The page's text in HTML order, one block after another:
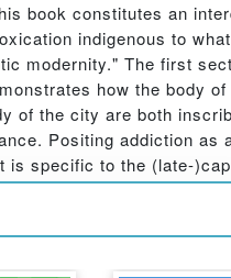
book constitutes an
indigenous to
modernity." The first
how the body
of the city are both
Positing addiction as
is specific to the (late-
section –Dope/Sick–
pathology paradigm
a theoretical
the terms of "